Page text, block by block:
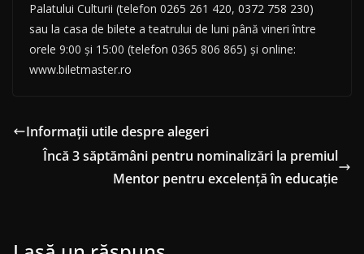
Palatului Culturii (telefon 0265 261 420, 0372 758 230)
sau la casa de bilete a teatrului de luni până vineri între
orele 9:00 şi 15:00 (telefon 0365 806 865) şi online:
www.biletmaster.ro
Informaţii utile despre alegeri
Încă 3 săptămâni pentru nominalizări la premiul
Mentor pentru excelenţă în educaţie